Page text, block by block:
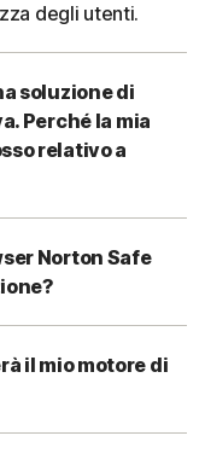
degli utenti.
soluzione di
Perché la mia
relativo a
Norton Safe
il mio motore di